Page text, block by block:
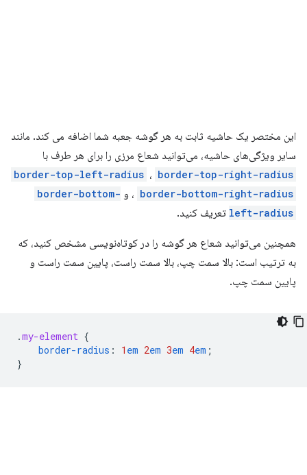
این مختصر یک حاشیه ثابت به هر گوشه جعبه شما اضافه می کند. مانند
سایر ویژگی‌های حاشیه، می‌توانید شعاع مرزی را برای هر طرف با
border-top-left-radius ، border-top-right-radius
، border-bottom-right-radius و border-bottom-
left-radius تعریف کنید.
همچنین می‌توانید شعاع هر گوشه را در کوتاه‌نویسی مشخص کنید، که
به ترتیب است: بالا سمت چپ، بالا سمت راست، پایین سمت راست و
پایین سمت چپ.
.my-element {
border-radius : 1 em 2em 3em 4em ;
}